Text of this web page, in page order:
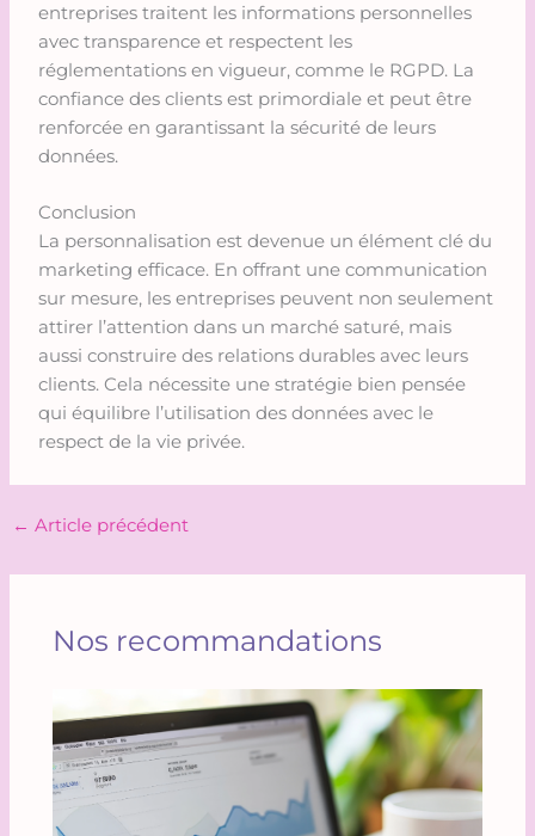
entreprises traitent les informations personnelles
avec transparence et respectent les
réglementations en vigueur, comme le RGPD. La
confiance des clients est primordiale et peut être
renforcée en garantissant la sécurité de leurs
données.
Conclusion
La personnalisation est devenue un élément clé du
marketing efficace. En offrant une communication
sur mesure, les entreprises peuvent non seulement
attirer l’attention dans un marché saturé, mais
aussi construire des relations durables avec leurs
clients. Cela nécessite une stratégie bien pensée
qui équilibre l’utilisation des données avec le
respect de la vie privée.
← Article précédent
Nos recommandations